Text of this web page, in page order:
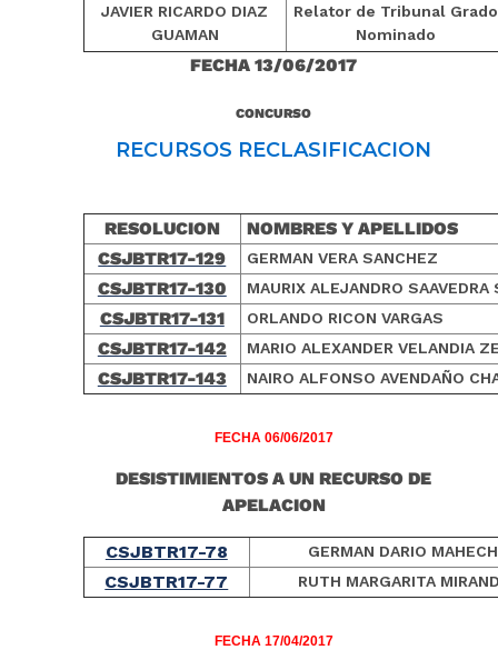
JAVIER RICARDO DIAZ
GUAMAN
Relator de Tribunal Grado
Nominado
FECHA 13/06/2017
CONCURSO
RECURSOS RECLASIFICACION
RESOLUCION
NOMBRES Y APELLIDOS
CSJBTR17-129
GERMAN VERA SANCHEZ
CSJBTR17-130 MAURIX ALEJANDRO SAAVEDRA
CSJBTR17-131 ORLANDO RICON VARGAS
CSJBTR17-142 MARIO ALEXANDER VELANDIA
CSJBTR17-143 NAIRO ALFONSO AVENDAÑO
FECHA 06/06/2017
DESISTIMIENTOS A UN RECURSO DE
APELACION
CSJBTR17-78 GERMAN DARIO
CSJBTR17-77 RUTH MARGARITA
FECHA 17/04/2017